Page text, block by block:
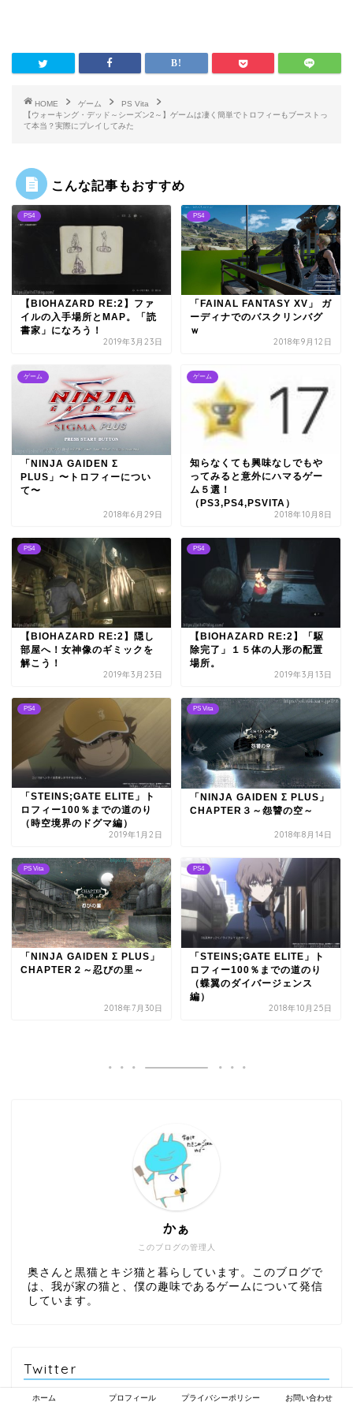
HOME ゲーム
PS Vita
【ウォーキング・デッド～シーズン2～】ゲームは凄く簡単でトロフィーもブーストっ
て本当？実際にプレイしてみた
こんな記事もおすすめ
PS4
【BIOHAZARD RE:2】ファ
イルの入手場所とMAP。「読
書家」になろう！
2019年3月23日
PS4
「FAINAL FANTASY XV」 ガ
ーディナでのバスクリンバグ
ｗ
2018年9月12日
ゲーム
「NINJA GAIDEN Σ
PLUS」〜トロフィーについ
て〜
2018年6月29日
ゲーム
知らなくても興味なしでもや
ってみると意外にハマるゲー
ム５選！
（PS3,PS4,PSVITA）
2018年10月8日
PS4
【BIOHAZARD RE:2】隠し
部屋へ！女神像のギミックを
解こう！
2019年3月23日
PS4
【BIOHAZARD RE:2】「駆
除完了」１５体の人形の配置
場所。
2019年3月13日
PS4
「STEINS;GATE ELITE」ト
ロフィー100％までの道のり
（時空境界のドグマ編）
2019年1月2日
PS Vita
「NINJA GAIDEN Σ PLUS」
CHAPTER３～怨讐の空～
2018年8月14日
PS Vita
「NINJA GAIDEN Σ PLUS」
CHAPTER２～忍びの里～
2018年7月30日
PS4
「STEINS;GATE ELITE」ト
ロフィー100％までの道のり
（蝶翼のダイバージェンス
編）
2018年10月25日
このブログの管理人
かぁ
奥さんと黒猫とキジ猫と暮らしています。このブログで
は、我が家の猫と、僕の趣味であるゲームについて発信
しています。
Twitter
ホーム プロフィール プライバシーポリシー お問い合わせ